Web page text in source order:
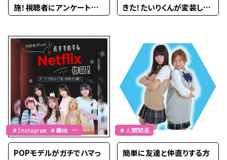
施！視聴者にアンケートを
覚…！？【PopteenTV】
きた！たいりくんが変装して
eenTV】
＃Instagram ＃趣味 ＃
映画
POPモデルがガチでハマっ
＃人間関係
簡単に友達と仲直りする方